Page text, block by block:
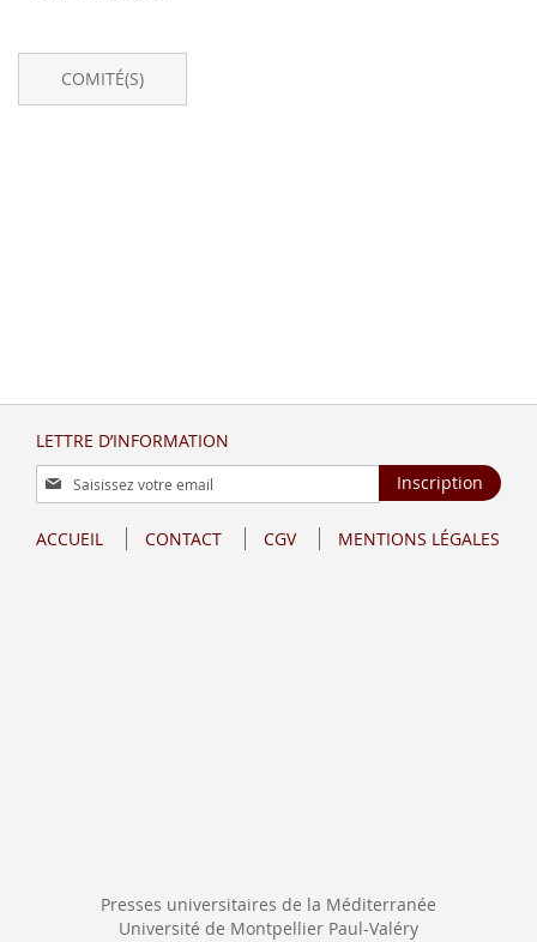
COMITÉ(S)
LETTRE D’INFORMATION
Inscription
à
lettre
Inscription
ACCUEIL CONTACT CGV MENTIONS LÉGALES
Presses universitaires de la Méditerranée
Université de Montpellier Paul-Valéry